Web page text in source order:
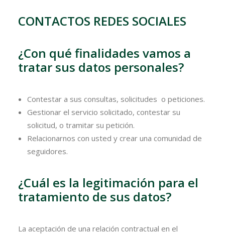
CONTACTOS REDES SOCIALES
¿Con qué finalidades vamos a
tratar sus datos personales?
Contestar a sus consultas, solicitudes o peticiones.
Gestionar el servicio solicitado, contestar su
solicitud, o tramitar su petición.
Relacionarnos con usted y crear una comunidad de
seguidores.
¿Cuál es la legitimación para el
tratamiento de sus datos?
La aceptación de una relación contractual en el